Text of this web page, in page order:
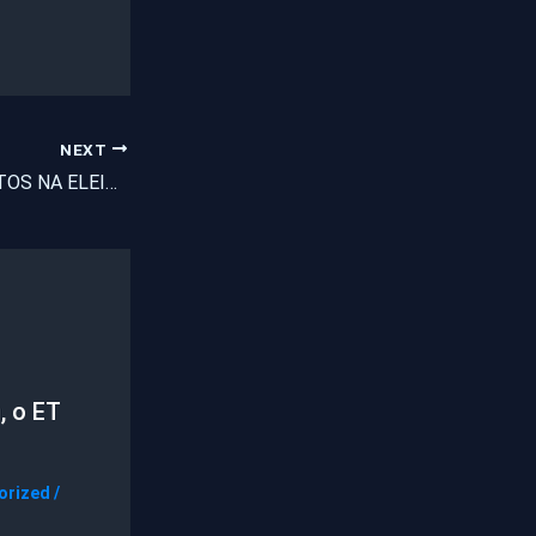
NEXT
PREVISÃO DE GASTOS NA ELEIÇÃO PARA GOVERNADOR DO CEARÁ.
o ET
/